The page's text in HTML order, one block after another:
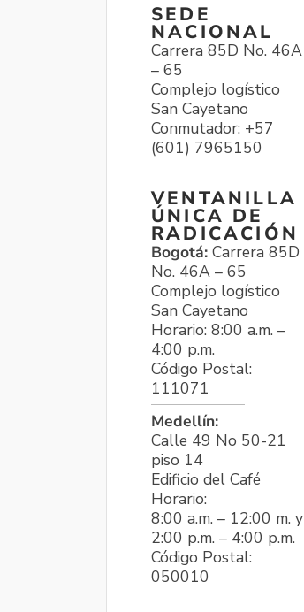
SEDE
NACIONAL
Carrera 85D No. 46A
– 65
Complejo logístico
San Cayetano
Conmutador: +57
(601) 7965150
VENTANILLA
ÚNICA DE
RADICACIÓN
Bogotá: Carrera 85D
No. 46A – 65
Complejo logístico
San Cayetano
Horario: 8:00 a.m. –
4:00 p.m.
Código Postal:
111071
Medellín:
Calle 49 No 50-21
piso 14
Edificio del Café
Horario:
8:00 a.m. – 12:00 m. y
2:00 p.m. – 4:00 p.m.
Código Postal:
050010